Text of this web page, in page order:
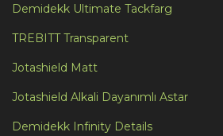
Demidekk Ultimate Tackfarg
TREBITT Transparent
Jotashield Matt
Jotashield Alkali Dayanımlı Astar
Demidekk Infinity Details